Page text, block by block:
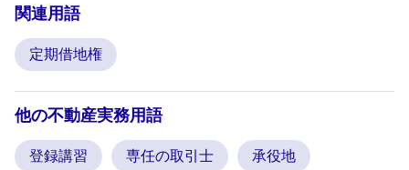
関連用語
定期借地権
他の不動産実務用語
登録講習 専任の取引士 承役地